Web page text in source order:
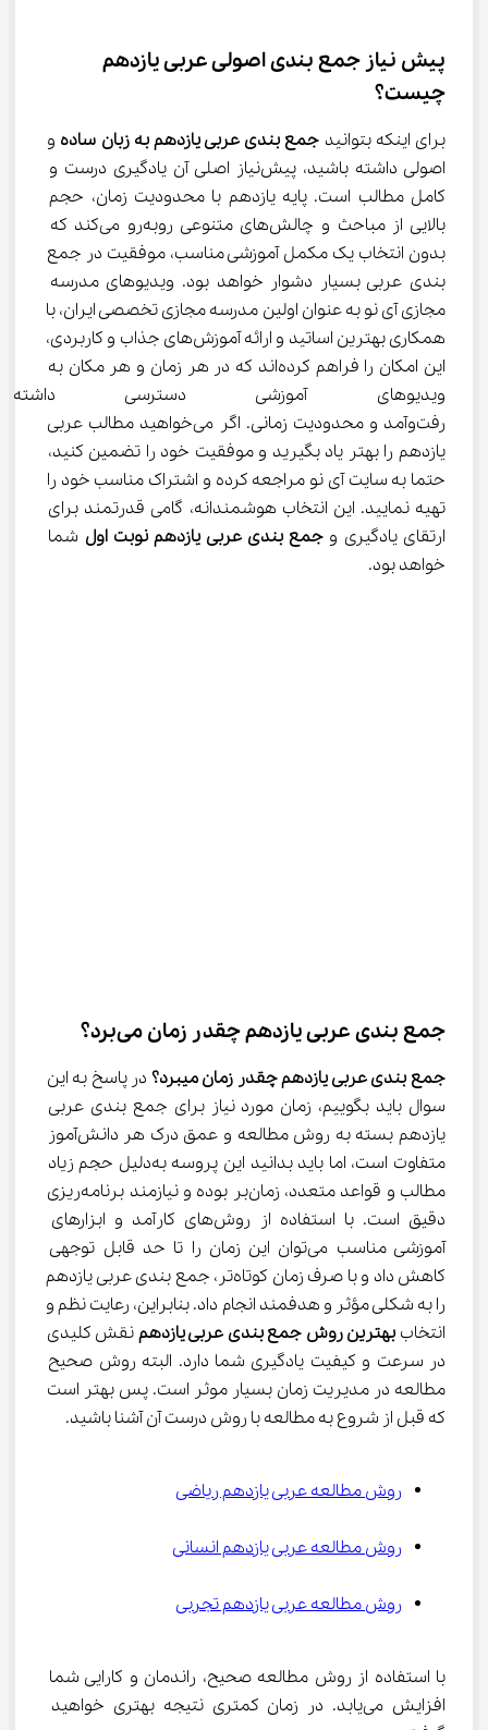
پیش ‌نیاز جمع بندی اصولی عربی یازدهم
چیست؟
برای اینکه بتوانید جمع بندی عربی یازدهم به زبان ساده و
اصولی داشته باشید، پیش‌نیاز اصلی آن یادگیری درست و
کامل مطالب است. پایه یازدهم با محدودیت زمان، حجم
بالایی از مباحث و چالش‌های متنوعی روبه‌رو می‌کند که
بدون انتخاب یک مکمل آموزشی مناسب، موفقیت در جمع
بندی عربی بسیار دشوار خواهد بود. ویدیوهای مدرسه
مجازی آی نو به عنوان اولین مدرسه مجازی تخصصی ایران، با
همکاری بهترین اساتید و ارائه آموزش‌های جذاب و کاربردی،
این امکان را فراهم کرده‌اند که در هر زمان و هر مکان به
ویدیوهای آموزشی دسترسی
رفت‌وآمد و محدودیت زمانی. اگر می‌خواهید مطالب عربی
یازدهم را بهتر یاد بگیرید و موفقیت خود را تضمین کنید،
حتما به سایت آی نو مراجعه کرده و اشتراک مناسب خود را
تهیه نمایید. این انتخاب هوشمندانه، گامی قدرتمند برای
ارتقای یادگیری و جمع بندی عربی یازدهم نوبت اول شما
خواهد بود.
جمع بندی عربی یازدهم چقدر زمان می‌برد؟
جمع بندی عربی یازدهم چقدر زمان میبرد؟ در پاسخ به این
سوال باید بگوییم، زمان مورد نیاز برای جمع بندی عربی
یازدهم بسته به روش مطالعه و عمق درک هر دانش‌آموز
متفاوت است، اما باید بدانید این پروسه به‌دلیل حجم زیاد
مطالب و قواعد متعدد، زمان‌بر بوده و نیازمند برنامه‌ریزی
دقیق است. با استفاده از روش‌های کارآمد و ابزارهای
آموزشی مناسب می‌توان این زمان را تا حد قابل توجهی
کاهش داد و با صرف زمان کوتاه‌تر، جمع بندی عربی یازدهم
را به شکلی مؤثر و هدفمند انجام داد. بنابراین، رعایت نظم و
انتخاب بهترین روش جمع بندی عربی یازدهم نقش کلیدی
در سرعت و کیفیت یادگیری شما دارد. البته روش صحیح
مطالعه در مدیریت زمان بسیار موثر است. پس بهتر است
که قبل از شروع به مطالعه با روش درست آن آشنا باشید.
روش مطالعه عربی یازدهم ریاضی
روش مطالعه عربی یازدهم انسانی
روش مطالعه عربی یازدهم تجربی
با استفاده از روش مطالعه صحیح، راندمان و کارایی شما
افزایش می‌یابد. در زمان کمتری نتیجه بهتری خواهید